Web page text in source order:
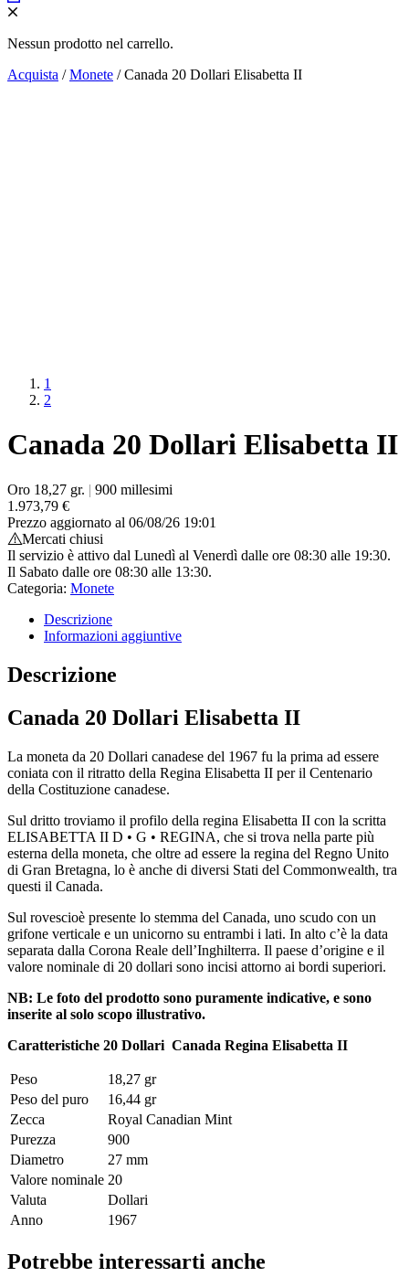
Nessun prodotto nel carrello.
Acquista /Monete / Canada 20 Dollari Elisabetta II
1
2
Canada 20 Dollari Elisabetta II
Oro 18,27 gr. | 900 millesimi
1.973,79 €
Prezzo aggiornato al 06/08/26 19:01
Mercati chiusi
Il servizio è attivo dal Lunedì al Venerdì dalle ore 08:30 alle 19:30.
Il Sabato dalle ore 08:30 alle 13:30.
Categoria: Monete
Descrizione
Informazioni aggiuntive
Descrizione
Canada 20 Dollari Elisabetta II
La moneta da 20 Dollari canadese del 1967 fu la prima ad essere
coniata con il ritratto della Regina Elisabetta II peril Centenario
della Costituzione canadese.
Sul dritto troviamo il profilo della regina Elisabetta II con la scritta
ELISABETTA II D • G • REGINA, che si trova nella parte più
esterna della moneta, che oltre ad essere la regina del Regno Unito
di Gran Bretagna, lo è anche di diversi Stati del Commonwealth, tra
questi il Canada.
Sul rovescioè presente lo stemma del Canada, uno scudo con un
grifone verticale e un unicorno su entrambi i lati. In alto c’è la data
separata dalla Corona Reale dell’Inghilterra. Il paese d’origine e il
valore nominale di 20 dollari sono incisi attorno ai bordi superiori.
NB: Le foto del prodotto sono puramente indicative, e sono
inserite al solo scopo illustrativo.
Caratteristiche 20 Dollari Canada Regina Elisabetta II
Peso
18,27 gr
Peso del puro
16,44 gr
Zecca
Royal Canadian Mint
Purezza
900
Diametro
27 mm
Valore nominale 20
Valuta
Dollari
Anno
1967
Potrebbe interessarti anche